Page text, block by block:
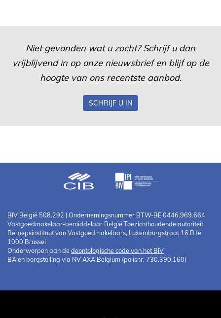
Niet gevonden wat u zocht? Schrijf u dan
vrijblijvend in op onze nieuwsbrief en blijf op de
hoogte van ons recentste aanbod.
SCHRIJF U IN
BIV België 508.292 | Ondernemingsnummer BTW-BE 0446.969.664
Vastgoedmakelaar-bemiddelaar België Toezichthoudende autoriteit:
Beroepsinstituut van Vastgoedmakelaars, Luxemburgstraat 16 B te
1000 Brussel
Onderworpen aan dedeontologische code van het BIV
BA en borgstelling via NV AXA Belgium (polisnr. 730.390.160)